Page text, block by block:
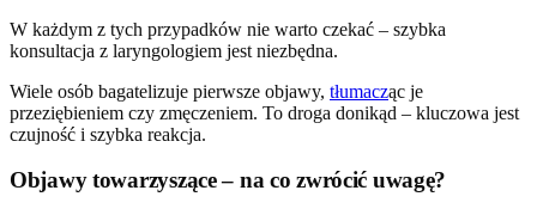
W każdym z tych przypadków nie warto czekać – szybka
konsultacja z laryngologiem jest niezbędna.
Wiele osób bagatelizuje pierwsze objawy, tłumacząc je
przeziębieniem czy zmęczeniem. To droga donikąd – kluczowa jest
czujność i szybka reakcja.
Objawy towarzyszące – na co zwrócić uwagę?